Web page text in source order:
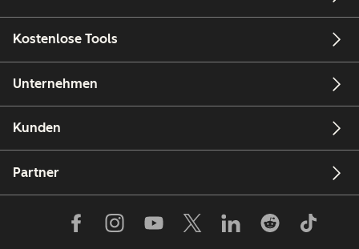
Kostenlose Tools
Unternehmen
Kunden
Partner